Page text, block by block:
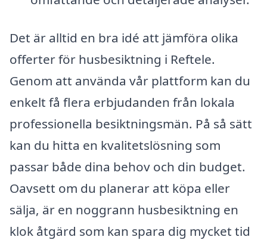
Det är alltid en bra idé att jämföra olika
offerter för husbesiktning i Reftele.
Genom att använda vår plattform kan du
enkelt få flera erbjudanden från lokala
professionella besiktningsmän. På så sätt
kan du hitta en kvalitetslösning som
passar både dina behov och din budget.
Oavsett om du planerar att köpa eller
sälja, är en noggrann husbesiktning en
klok åtgärd som kan spara dig mycket tid